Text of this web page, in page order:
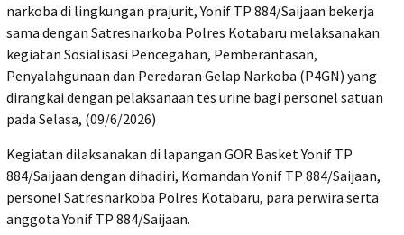
narkoba di lingkungan prajurit, Yonif TP 884/Saijaan bekerja
sama dengan Satresnarkoba Polres Kotabaru melaksanakan
kegiatan Sosialisasi Pencegahan, Pemberantasan,
Penyalahgunaan dan Peredaran Gelap Narkoba (P4GN) yang
dirangkai dengan pelaksanaan tes urine bagi personel satuan
pada Selasa, (09/6/2026)
Kegiatan dilaksanakan di lapangan GOR Basket Yonif TP
884/Saijaan dengan dihadiri, Komandan Yonif TP 884/Saijaan,
personel Satresnarkoba Polres Kotabaru, para perwira serta
anggota Yonif TP 884/Saijaan.